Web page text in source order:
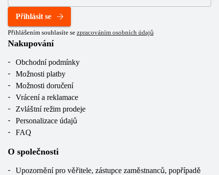
Přihlásit se
Přihlášením souhlasíte se zpracováním osobních údajů
Nakupování
Obchodní podmínky
Možnosti platby
Možnosti doručení
Vrácení a reklamace
Zvláštní režim prodeje
Personalizace údajů
FAQ
O společnosti
Upozornění pro věřitele, zástupce zaměstnanců, popřípadě